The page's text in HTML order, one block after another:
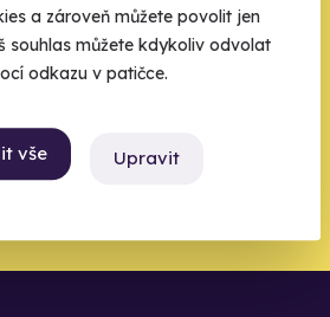
a zároveň můžete povolit jen
souhlas můžete kdykoliv odvolat
odkazu v patičce.
vše Upravit
do světa, kde se žije naplno. Pojďte
u toho